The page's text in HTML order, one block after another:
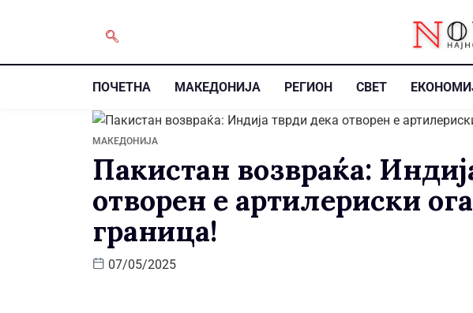
ПОЧЕТНА МАКЕДОНИЈА РЕГИОН СВЕТ
МАКЕДОНИЈА
Пакистан возвраќа:
отворен е артилериски
граница!
07/05/2025